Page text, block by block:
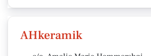
AHkeramik